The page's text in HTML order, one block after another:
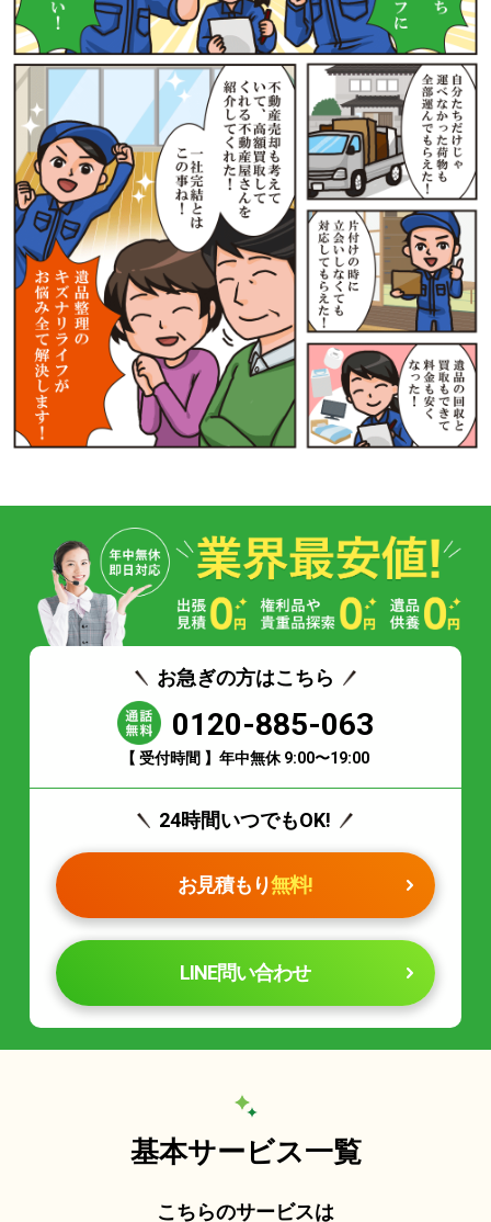
お急ぎの方はこちら
0120-885-063
【 受付時間 】年中無休 9:00〜19:00
24時間いつでもOK!
お見積もり無料!
LINE問い合わせ
基本サービス一覧
こちらのサービスは